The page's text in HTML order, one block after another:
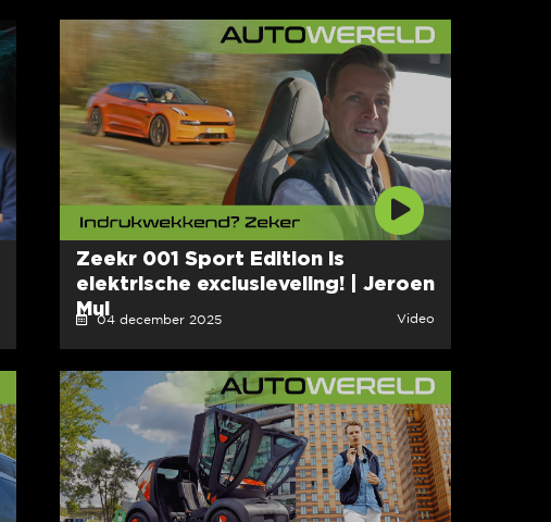
Zeekr 001 Sport Edition is
elektrische exclusieveling! | Jeroen
Mul
04 december 2025 Video